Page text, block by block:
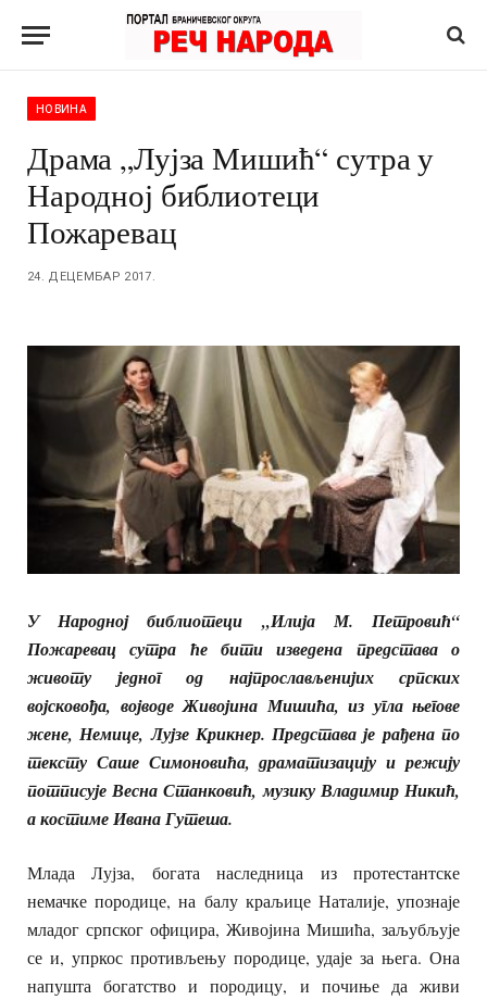
НОВИНА
Драма „Лујза Мишић“ сутра у
Народној библиотеци
Пожаревац
24. ДЕЦЕМБАР 2017.
У Народној библиотеци „Илија М. Петровић“
Пожаревац сутра ће бити изведена представа о
животу једног од најпрослављенијих српских
војсковођа, војводе Живојина Мишића, из угла његове
жене, Немице, Лујзе Крикнер. Представа је рађена по
тексту Саше Симоновића, драматизацију и режију
потписује Весна Станковић, музику Владимир Никић,
а костиме Ивана Гутеша.
Млада Лујза, богата наследница из протестантске
немачке породице, на балу краљице Наталије, упознаје
младог српског официра, Живојина Мишића, заљубљује
се и, упркос противљењу породице, удаје за њега. Она
напушта богатство и породицу, и почиње да живи